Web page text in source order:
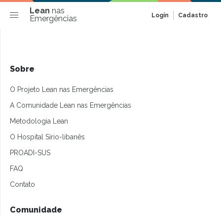
Lean nas
Emergências
Login Cadastro
Sobre
O Projeto Lean nas Emergências
A Comunidade Lean nas Emergências
Metodologia Lean
O Hospital Sírio-libanês
PROADI-SUS
FAQ
Contato
Comunidade